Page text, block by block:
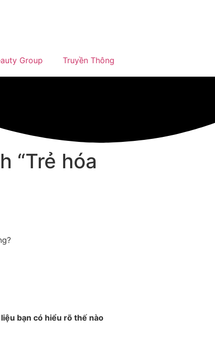
Group Truyền Thông
“Trẻ hóa
bạn có hiểu rõ thế nào